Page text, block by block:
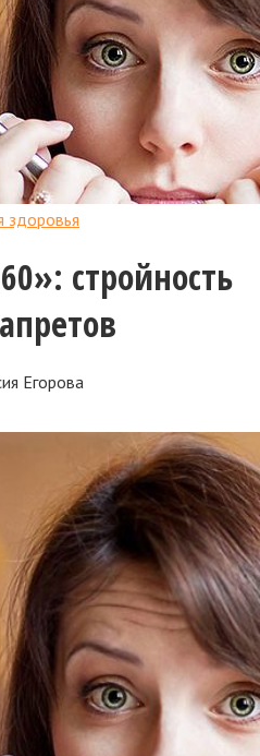
здоровья
стройность
Егорова